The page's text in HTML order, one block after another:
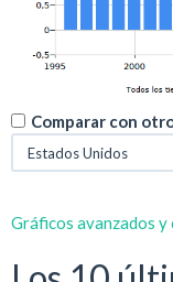
Comparar con
Gráficos avanzados y